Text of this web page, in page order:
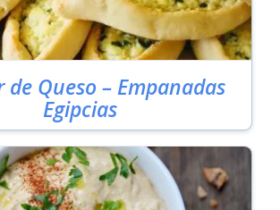
de Queso – Empanadas
Egipcias